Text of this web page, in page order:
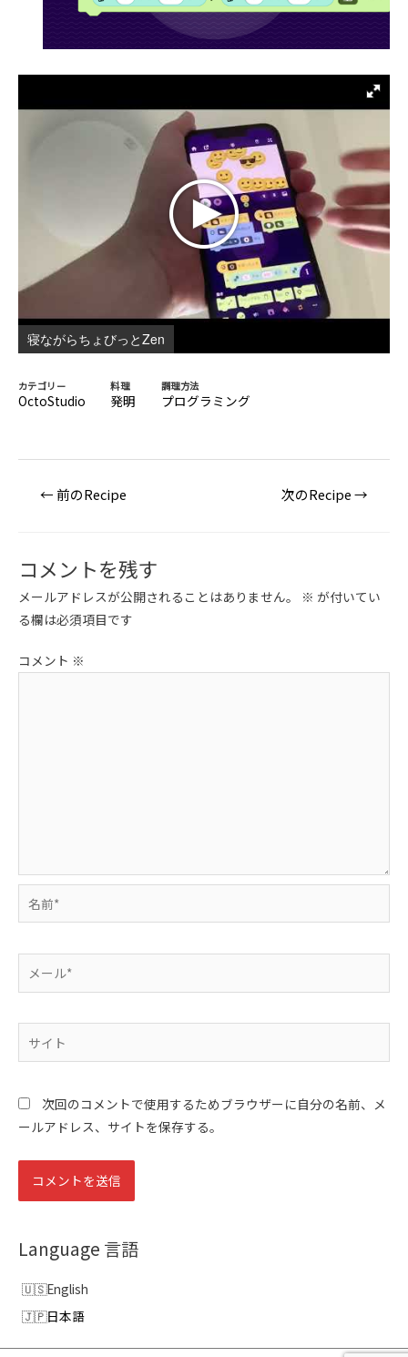
寝ながらちょびっとZen
カテゴリー
OctoStudio
料理
発明
調理方法
プログラミング
ゲ
ー
シ
ン
← 前のRecipe 次のRecipe→
コメントを残す
メールアドレスが公開されることはありません。 ※ が付いてい
る欄は必須項目です
コメント ※
次回のコメントで使用するためブラウザーに自分の名前、メ
ールアドレス、サイトを保存する。
Language 言語
English
日本語